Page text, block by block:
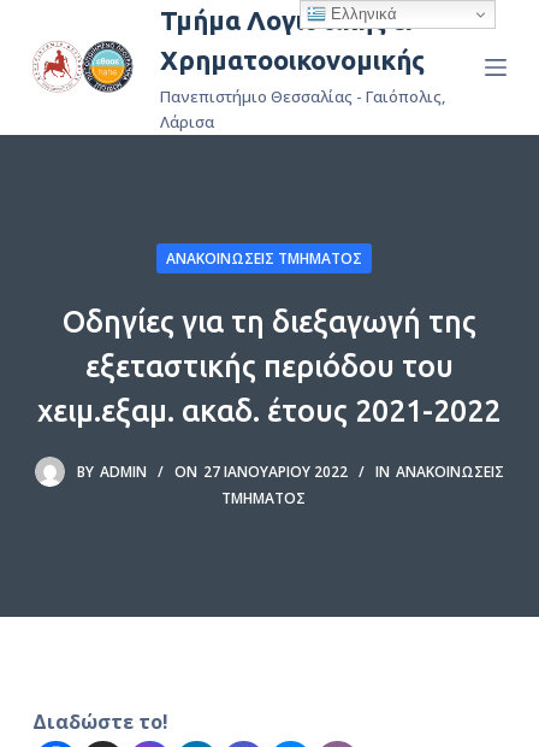
ε
ε
Τμήμα Λογιστικής &
Χρηματοοικονομικής
Πανεπιστήμιο Θεσσαλίας - Γαιόπολις,
Λάρισα
ΑΝΑΚΟΙΝΏΣΕΙΣ ΤΜΉΜΑΤΟΣ
Οδηγίες για τη διεξαγωγή της
εξεταστικής περιόδου του
χειμ.εξαμ. ακαδ. έτους 2021-2022
BY ADMIN ON 27 ΙΑΝΟΥΑΡΊΟΥ 2022 IN ΑΝΑΚΟΙΝΏΣΕΙΣ
ΤΜΉΜΑΤΟΣ
Διαδώστε το!
Ελληνικά